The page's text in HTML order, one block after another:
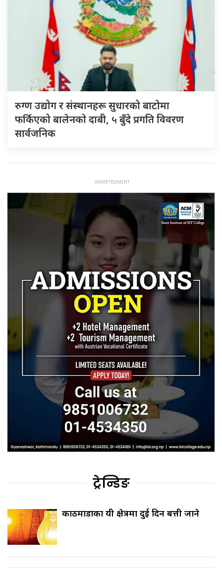
रुग्ण उद्योग र संस्थानहरू सुधारको बाटोमा
फर्किएको बालेनकाे दाबी, ५ बुँदे प्रगति विवरण
सार्वजनिक
ट्रेन्डिङ
काठमाडौँका यी क्षेत्रमा दुई दिन बत्ती जाने